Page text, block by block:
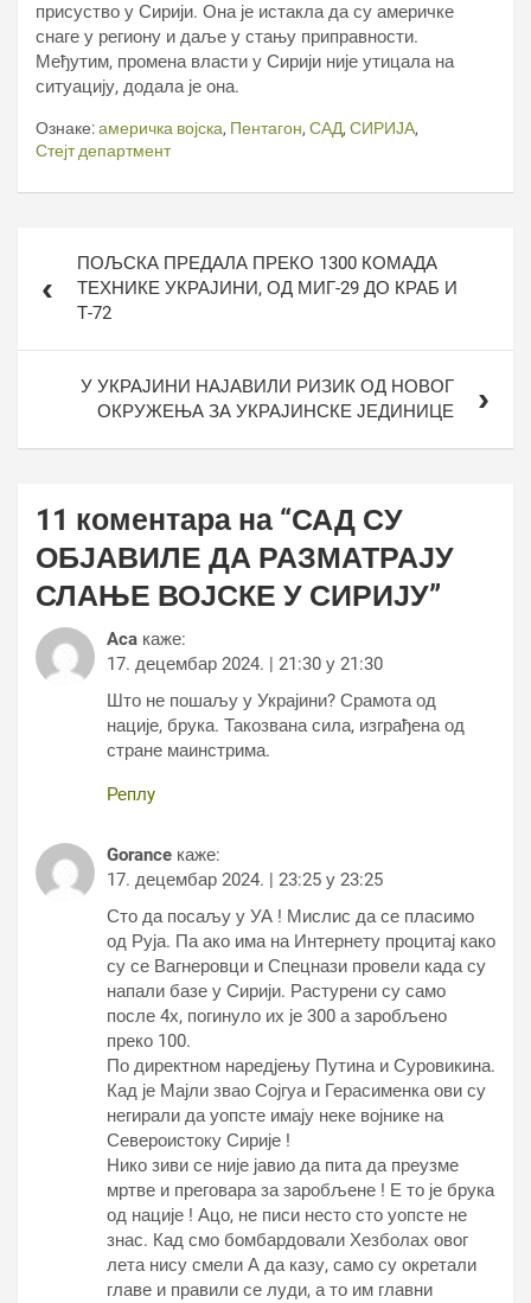
присуство у Сирији. Она је истакла да су америчке
снаге у региону и даље у стању приправности.
Међутим, промена власти у Сирији није утицала на
ситуацију, додала је она.
Ознаке:америчка војска, Пентагон, САД, СИРИЈА,
Стејт департмент
чланкаПОЉСКА ПРЕДАЛА ПРЕКО 1300 КОМАДА
ТЕХНИКЕ УКРАЈИНИ, ОД МИГ-29 ДО КРАБ И
Т-72
У УКРАЈИНИ НАЈАВИЛИ РИЗИК ОД НОВОГ
ОКРУЖЕЊА ЗА УКРАЈИНСКЕ ЈЕДИНИЦЕ
11 коментара на “САД СУ
ОБЈАВИЛЕ ДА РАЗМАТРАЈУ
СЛАЊЕ ВОЈСКЕ У СИРИЈУ”
Aca каже:
17. децембар 2024. | 21:30 у 21:30
Што не пошаљу у Украјини? Срамота од
нације, брука. Такозвана сила, изграђена од
стране маинстрима.
Реплy
Gorance каже:
17. децембар 2024. | 23:25 у 23:25
Сто да посаљу у УА ! Мислис да се пласимо
од Руја. Па ако има на Интернету процитај како
су се Вагнеровци и Спецнази провели када су
напали базе у Сирији. Растурени су само
после 4х, погинуло их је 300 а заробљено
преко 100.
По директном наредјењу Путина и Суровикина.
Кад је Мајли звао Сојгуа и Герасименка ови су
негирали да уопсте имају неке војнике на
Североистоку Сирије !
Нико зиви се није јавио да пита да преузме
мртве и преговара за заробљене ! Е то је брука
од нације ! Ацо, не писи несто сто уопсте не
знас. Кад смо бомбардовали Хезболах овог
лета нису смели А да казу, само су окретали
главе и правили се луди, а то им главни